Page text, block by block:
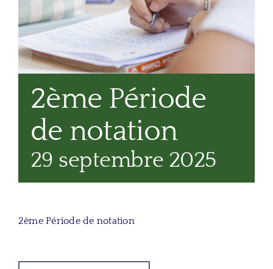
2ème Période
de notation
29 septembre 2025
2ème Période de notation